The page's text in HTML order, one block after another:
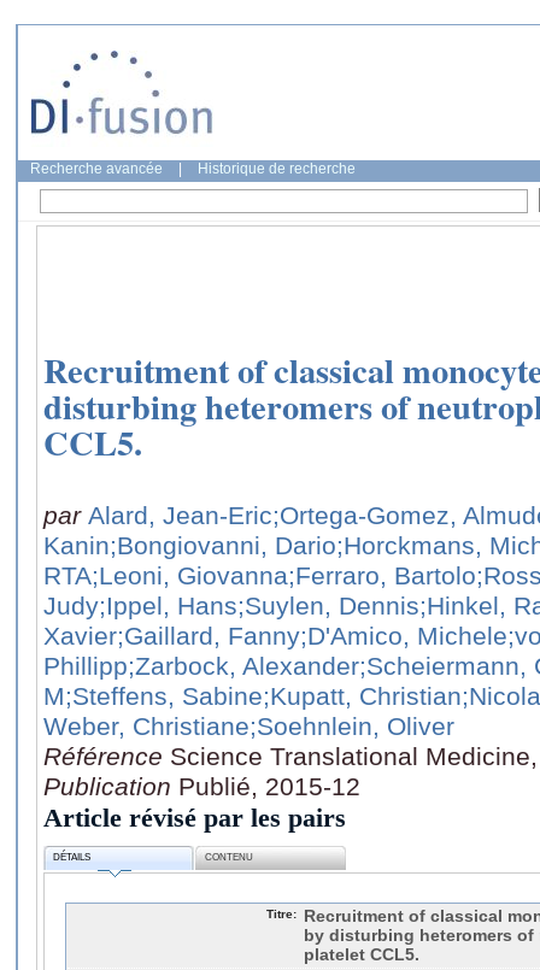
Recherche avancée Historique de recherche
Recruitment of classical
disturbing heteromers of
CCL5.
par Alard, Jean-Eric;Ortega-Gomez,
Kanin;Bongiovanni, Dario;Horckmans,
RTA;Leoni, Giovanna;Ferraro, Bartolo
Judy;Ippel, Hans;Suylen, Dennis;Hinkel,
Xavier;Gaillard, Fanny;D'Amico, Michele
Phillipp;Zarbock, Alexander;Scheiermann,
M;Steffens, Sabine;Kupatt, Christian
Weber, Christiane;Soehnlein, Oliver
Référence Science Translational
Publication Publié, 2015-12
Article révisé par les pairs
DÉTAILS CONTENU
Titre:
Recruitment of classical
by disturbing heteromers of
platelet CCL5.